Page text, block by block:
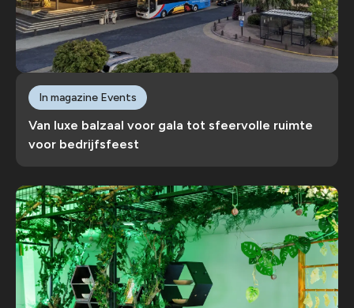
Van luxe balzaal voor gala tot sfeervolle ruimte
voor bedrijfsfeest
In magazine Events